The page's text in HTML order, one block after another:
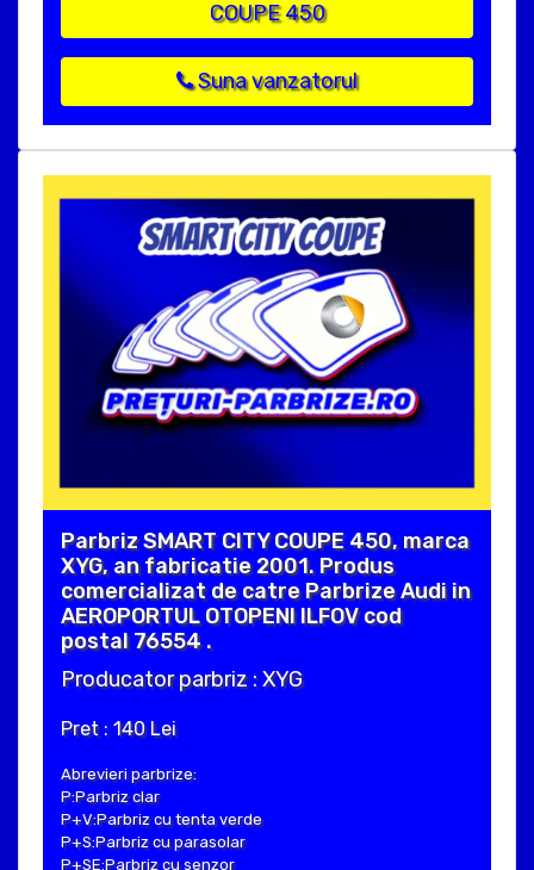
COUPE 450
Suna vanzatorul
Parbriz SMART CITY COUPE 450, marca
XYG, an fabricatie 2001. Produs
comercializat de catre Parbrize Audi in
AEROPORTUL OTOPENI ILFOV cod
postal 76554 .
Producator parbriz : XYG
Pret : 140 Lei
Abrevieri parbrize:
P:Parbriz clar
P+V:Parbriz cu tenta verde
P+S:Parbriz cu parasolar
P+SE:Parbriz cu senzor